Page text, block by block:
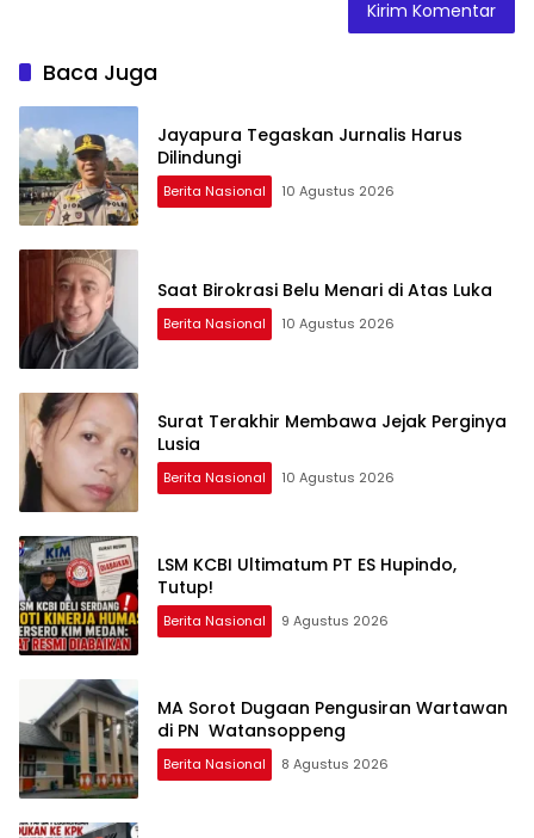
Baca Juga
Jayapura Tegaskan Jurnalis Harus
Dilindungi
Berita Nasional 10 Agustus 2026
Saat Birokrasi Belu Menari di Atas Luka
Berita Nasional 10 Agustus 2026
Surat Terakhir Membawa Jejak Perginya
Lusia
Berita Nasional 10 Agustus 2026
LSM KCBI Ultimatum PT ES Hupindo,
Tutup!
Berita Nasional 9 Agustus 2026
MA Sorot Dugaan Pengusiran Wartawan
di PN Watansoppeng
Berita Nasional 8 Agustus 2026